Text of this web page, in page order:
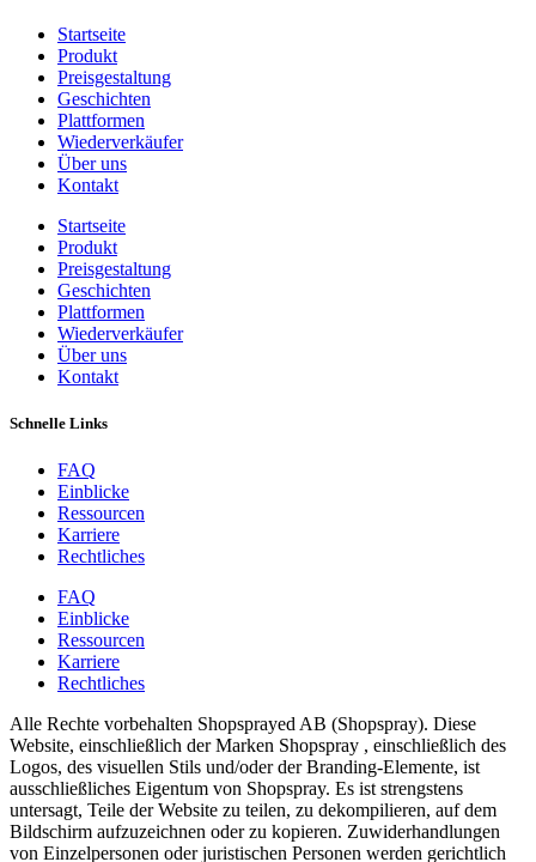
Startseite
Produkt
Preisgestaltung
Geschichten
Plattformen
Wiederverkäufer
Über uns
Kontakt
Startseite
Produkt
Preisgestaltung
Geschichten
Plattformen
Wiederverkäufer
Über uns
Kontakt
Schnelle Links
FAQ
Einblicke
Ressourcen
Karriere
Rechtliches
FAQ
Einblicke
Ressourcen
Karriere
Rechtliches
Alle Rechte vorbehalten Shopsprayed AB (Shopspray). Diese
Website, einschließlich der Marken Shopspray , einschließlich des
Logos, des visuellen Stils und/oder der Branding-Elemente, ist
ausschließliches Eigentum von Shopspray. Es ist strengstens
untersagt, Teile der Website zu teilen, zu dekompilieren, auf dem
Bildschirm aufzuzeichnen oder zu kopieren. Zuwiderhandlungen
von Einzelpersonen oder juristischen Personen werden gerichtlich